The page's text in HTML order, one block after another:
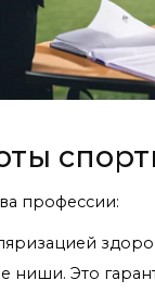
профессии:
ниши. Это